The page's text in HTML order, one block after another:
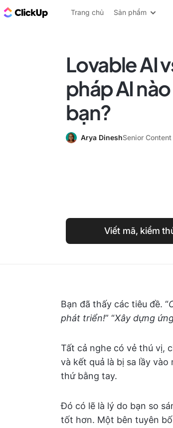
ClickUp Blog
Trang chủ Sản phẩm
Lovable AI
pháp AI
bạn?
Arya DineshSenior
Viết mã, kiểm
Bạn đã thấy các tiêu đề. “
phát triển!” “Xây dựng
Tất cả nghe có vẻ thú vị,
và kết quả là bị sa lầy
thứ bằng tay.
Đó có lẽ là lý do bạn so
tốt hơn. Một bên tuyên